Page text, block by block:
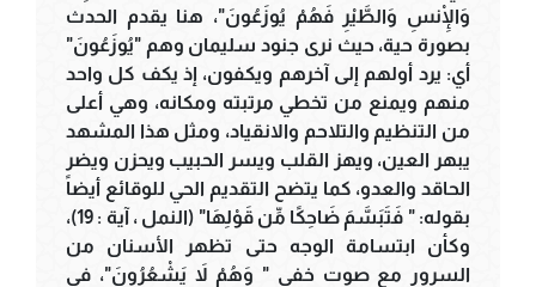
وَالْإِنسِ وَالطَّيْرِ فَهُمْ يُوزَعُونَ"، هنا يقدم الحدث
بصورة حية، حيث نرى جنود سليمان وهم "يُوزَعُونَ"
أي: يرد أولهم إلى آخرهم ويكفون، إذ يكف كل واحد
منهم ويمنع من تخطي مرتبته ومكانه، وهي أعلى
من التنظيم والتلاحم والانقياد، ومثل هذا المشهد
يبهر العين، ويهز القلب ويسر الحبيب ويحزن ويضر
الحاقد والعدو، كما يتضح التقديم الحي للوقائع أيضاً
بقوله: " فَتَبَسَّمَ ضَاحِكًا مِّن قَوْلِهَا" (النمل ، آية : 19)،
وكأن ابتسامة الوجه حتى تظهر الأسنان من
السرور مع صوت خفي " وَهُمْ لاَ يَشْعُرُونَ"، في